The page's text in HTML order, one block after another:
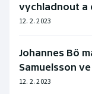
vychladnout a
12. 2. 2023
Johannes Bö
Samuelsson
12. 2. 2023